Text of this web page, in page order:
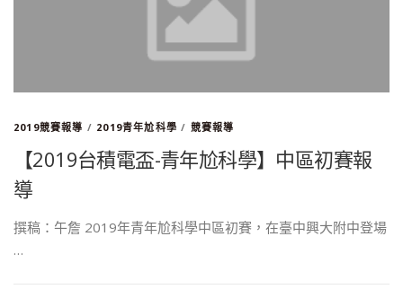
2019競賽報導 / 2019青年尬科學 / 競賽報導
【2019台積電盃-青年尬科學】中區初賽報
導
撰稿：午詹 2019年青年尬科學中區初賽，在臺中興大附中登場
…